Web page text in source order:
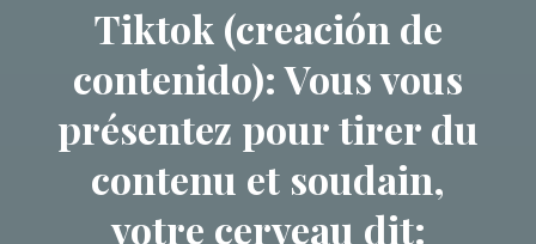
Tiktok (creación de
contenido): Vous vous
présentez pour tirer du
contenu et soudain,
votre cerveau dit: